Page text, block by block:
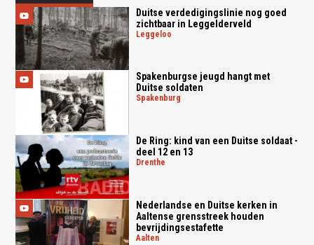
Duitse verdedigingslinie nog goed
zichtbaar in Leggelderveld
leggeloo
Spakenburgse jeugd hangt met
Duitse soldaten
spakenburg
De Ring: kind van een Duitse soldaat -
deel 12 en 13
drenthe
Nederlandse en Duitse kerken in
Aaltense grensstreek houden
bevrijdingsestafette
aalten